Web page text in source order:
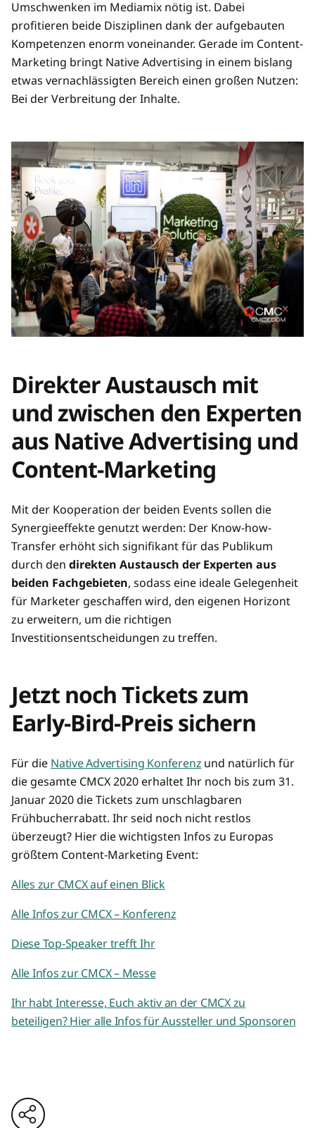
Umschwenken im Mediamix nötig ist. Dabei
profitieren beide Disziplinen dank der aufgebauten
Kompetenzen enorm voneinander. Gerade im Content-
Marketing bringt Native Advertising in einem bislang
etwas vernachlässigten Bereich einen großen Nutzen:
Bei der Verbreitung der Inhalte.
Direkter Austausch mit
und zwischen den Experten
aus Native Advertising und
Content-Marketing
Mit der Kooperation der beiden Events sollen die
Synergieeffekte genutzt werden: Der Know-how-
Transfer erhöht sich signifikant für das Publikum
durch den direkten Austausch der Experten aus
beiden Fachgebieten, sodass eine ideale Gelegenheit
für Marketer geschaffen wird, den eigenen Horizont
zu erweitern, um die richtigen
Investitionsentscheidungen zu treffen.
Jetzt noch Tickets zum
Early-Bird-Preis sichern
Für die Native Advertising Konferenz und natürlich für
die gesamte CMCX 2020 erhaltet Ihr noch bis zum 31.
Januar 2020 die Tickets zum unschlagbaren
Frühbucherrabatt. Ihr seid noch nicht restlos
überzeugt? Hier die wichtigsten Infos zu Europas
größtem Content-Marketing Event:
Alles zur CMCX auf einen Blick
Alle Infos zur CMCX – Konferenz
Diese Top-Speaker trefft Ihr
Alle Infos zur CMCX – Messe
Ihr habt Interesse, Euch aktiv an der CMCX zu
beteiligen? Hier alle Infos für Aussteller und Sponsoren